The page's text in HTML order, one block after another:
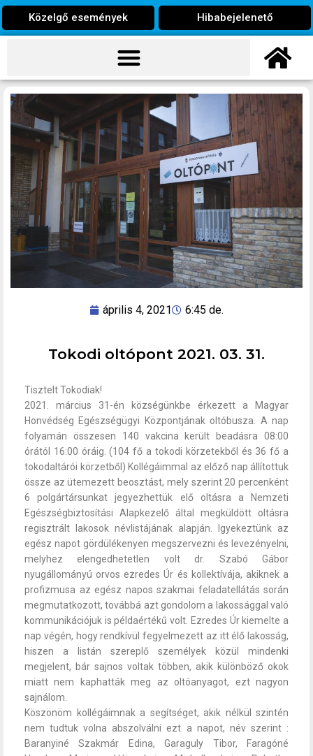
Közelgő események Hibabejelenető
április 4, 2021 6:45 de.
Tokodi oltópont 2021. 03. 31.
Tisztelt Tokodiak!
2021. március 31-én községünkbe érkezett a Magyar
Honvédség Egészségügyi Központjának oltóbusza. A nap
folyamán összesen 140 vakcina került beadásra 08:00
órától 16:00 óráig. (104 fő a tokodi körzetekből és 36 fő a
tokodaltárói körzetből) Kollégáimmal az előző nap állítottuk
össze az ütemezett beosztást, mely szerint 20 percenként
6 polgártársunkat jegyezhettük elő oltásra a Nemzeti
Egészségbiztosítási Alapkezelő által megküldött oltásra
regisztrált lakosok névlistájának alapján. Igyekeztünk az
egész napot gördülékenyen megszervezni és levezényelni,
melyhez elengedhetetlen volt dr. Szabó Gábor
nyugállományú orvos ezredes Úr és kollektívája, akiknek a
profizmusa az egész napos szakmai feladatellátás során
megmutatkozott, továbbá azt gondolom a lakossággal való
kommunikációjuk is példaértékű volt. Ezredes Úr kiemelte a
nap végén, hogy rendkívül fegyelmezett az itt élő lakosság,
hiszen a listán szereplő személyek közül mindenki
megjelent, bár sajnos voltak többen, akik különböző okok
miatt nem kaphatták meg az oltóanyagot, ezt nagyon
sajnálom.
Köszönöm kollégáimnak a segítséget, akik nélkül szintén
nem tudtuk volna abszolválni ezt a napot, név szerint :
Baranyiné Szakmár Edina, Garaguly Tibor, Faragóné